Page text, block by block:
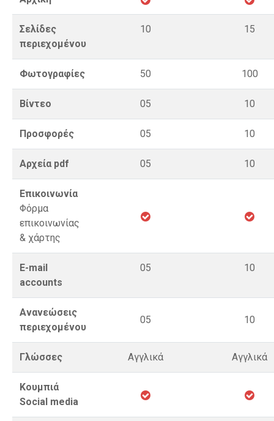
Σελίδες
περιεχομένου
10 15
Φωτογραφίες 50 100
Βίντεο 05 10
Προσφορές 05 10
Αρχεία pdf 05 10
Επικοινωνία
Φόρμα
επικοινωνίας
& χάρτης
E-mail
accounts
05 10
Ανανεώσεις
περιεχομένου
05 10
Γλώσσες Αγγλικά Αγγλικά
Κουμπιά
Social media